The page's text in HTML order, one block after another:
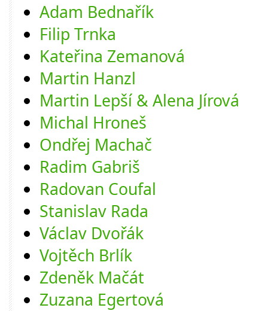
Adam Bednařík
Filip Trnka
Kateřina Zemanová
Martin Hanzl
Martin Lepší & Alena Jírová
Michal Hroneš
Ondřej Machač
Radim Gabriš
Radovan Coufal
Stanislav Rada
Václav Dvořák
Vojtěch Brlík
Zdeněk Mačát
Zuzana Egertová